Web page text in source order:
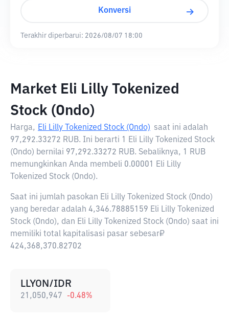
Konversi
Terakhir diperbarui: 2026/08/07 18:00
Market Eli Lilly Tokenized
Stock (Ondo)
Harga, Eli Lilly Tokenized Stock (Ondo) saat ini adalah
97,292.33272 RUB. Ini berarti 1 Eli Lilly Tokenized Stock
(Ondo) bernilai 97,292.33272 RUB. Sebaliknya, 1 RUB
memungkinkan Anda membeli 0.00001 Eli Lilly
Tokenized Stock (Ondo).
Saat ini jumlah pasokan Eli Lilly Tokenized Stock (Ondo)
yang beredar adalah 4,346.78885159 Eli Lilly Tokenized
Stock (Ondo), dan Eli Lilly Tokenized Stock (Ondo) saat ini
memiliki total kapitalisasi pasar sebesar₽
424,368,370.82702
LLYON/IDR
21,050,947 -0.48%